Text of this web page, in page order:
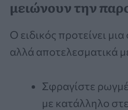
μειώνουν την
Ο ειδικός προτείνει
αλλά αποτελεσματικά
Σφραγίστε
με κατάλληλο